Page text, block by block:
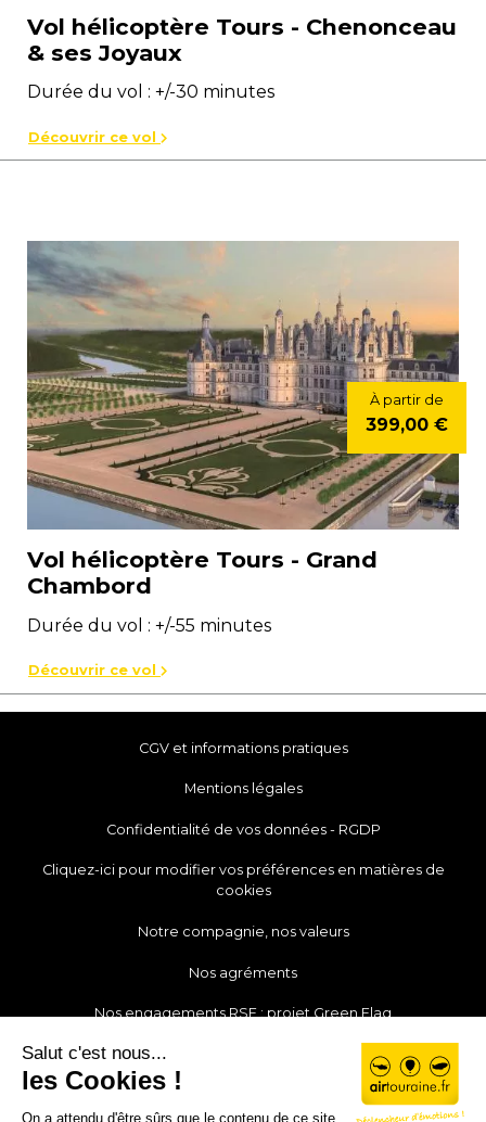
Vol hélicoptère Tours - Chenonceau
& ses Joyaux
Durée du vol : +/-30 minutes
Découvrir ce vol
Vol hélicoptère Tours - Grand
Chambord
Durée du vol : +/-55 minutes
À partir de
399,00 €
Découvrir ce vol
CGV et informations pratiques
Mentions légales
Confidentialité de vos données - RGDP
Cliquez-ici pour modifier vos préférences en matières de
cookies
Notre compagnie, nos valeurs
Nos agréments
Nos engagements RSE : projet Green Flag